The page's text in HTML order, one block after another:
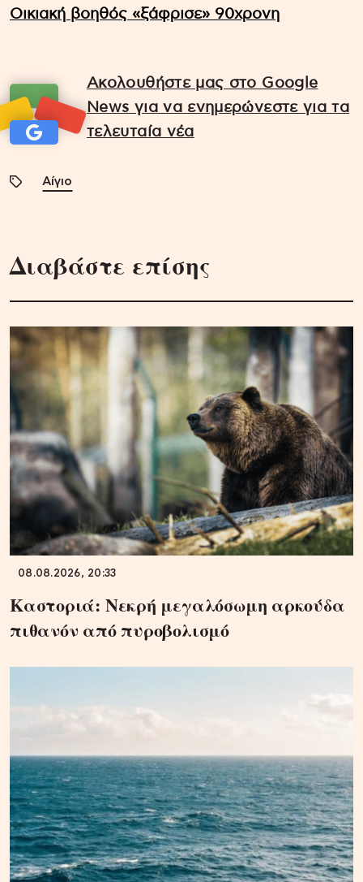
Οικιακή βοηθός «ξάφρισε» 90χρονη
Ακολουθήστε μας στο Google
News για να ενημερώνεστε για τα
τελευταία νέα
Αίγιο
Διαβάστε επίσης
08.08.2026, 20:33
Καστοριά: Νεκρή μεγαλόσωμη αρκούδα
πιθανόν από πυροβολισμό